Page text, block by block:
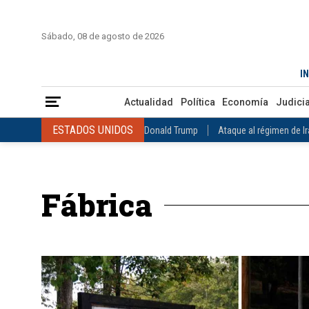
Sábado, 08 de agosto de 2026
Actualidad Política Economía Judicial
ESTADOS UNIDOS Donald Trump Ataque al régimen de
VENEZUELA Juicio contra Maduro Terremoto en
ESTADOS UNIDOS
INTERNACIONAL Raúl Castro José Luis Rodríguez Zapatero
COLOMBIA Elecciones Presidenciales en Colombia Gustavo
Fábrica